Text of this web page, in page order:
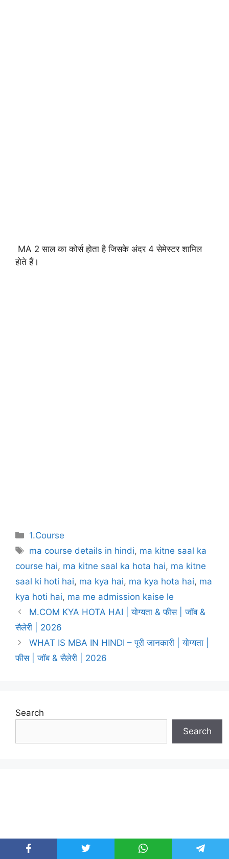
MA 2 साल का कोर्स होता है जिसके अंदर 4 सेमेस्टर शामिल
होते हैं।
Categories
1.Course
Tags
ma course details in hindi, ma kitne saal ka
course hai, ma kitne saal ka hota hai, ma kitne
saal ki hoti hai, ma kya hai, ma kya hota hai, ma
kya hoti hai, ma me admission kaise le
Post
navigation
M.COM KYA HOTA HAI | योग्यता & फीस | जॉब &
सैलेरी | 2026
WHAT IS MBA IN HINDI – पूरी जानकारी | योग्यता |
फीस | जॉब & सैलेरी | 2026
Search
Search